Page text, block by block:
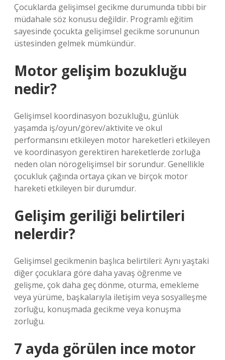
Çocuklarda gelişimsel gecikme durumunda tıbbi bir
müdahale söz konusu değildir. Programlı eğitim
sayesinde çocukta gelişimsel gecikme sorununun
üstesinden gelmek mümkündür.
Motor gelişim bozukluğu
nedir?
Gelişimsel koordinasyon bozukluğu, günlük
yaşamda iş/oyun/görev/aktivite ve okul
performansını etkileyen motor hareketleri etkileyen
ve koordinasyon gerektiren hareketlerde zorluğa
neden olan nörogelişimsel bir sorundur. Genellikle
çocukluk çağında ortaya çıkan ve birçok motor
hareketi etkileyen bir durumdur.
Gelişim geriliği belirtileri
nelerdir?
Gelişimsel gecikmenin başlıca belirtileri: Aynı yaştaki
diğer çocuklara göre daha yavaş öğrenme ve
gelişme, çok daha geç dönme, oturma, emekleme
veya yürüme, başkalarıyla iletişim veya sosyalleşme
zorluğu, konuşmada gecikme veya konuşma
zorluğu.
7 ayda görülen ince motor